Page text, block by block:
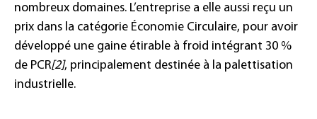
nombreux domaines. L’entreprise a elle aussi reçu un
prix dans la catégorie Économie Circulaire, pour avoir
développé une gaine étirable à froid intégrant 30 %
de PCR[2], principalement destinée à la palettisation
industrielle.